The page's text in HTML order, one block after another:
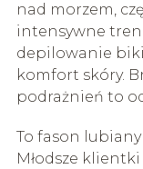
nad morzem,
intensywne
depilowanie
komfort skóry.
podrażnień to
To fason
Młodsze